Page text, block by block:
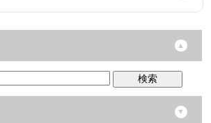
検索